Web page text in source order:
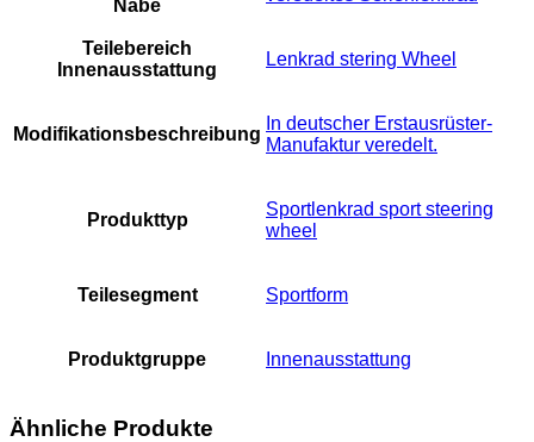
Nabe
Teilebereich
Innenausstattung
Lenkrad stering Wheel
Modifikationsbeschreibung
In deutscher Erstausrüster-
Manufaktur veredelt.
Produkttyp
Sportlenkrad sport steering
wheel
Teilesegment Sportform
Produktgruppe Innenausstattung
Ähnliche Produkte